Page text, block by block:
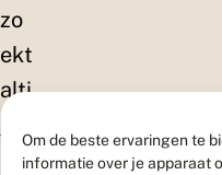
Om de beste ervaringen te
informatie over je apparaat
zo
ekt
alti
en